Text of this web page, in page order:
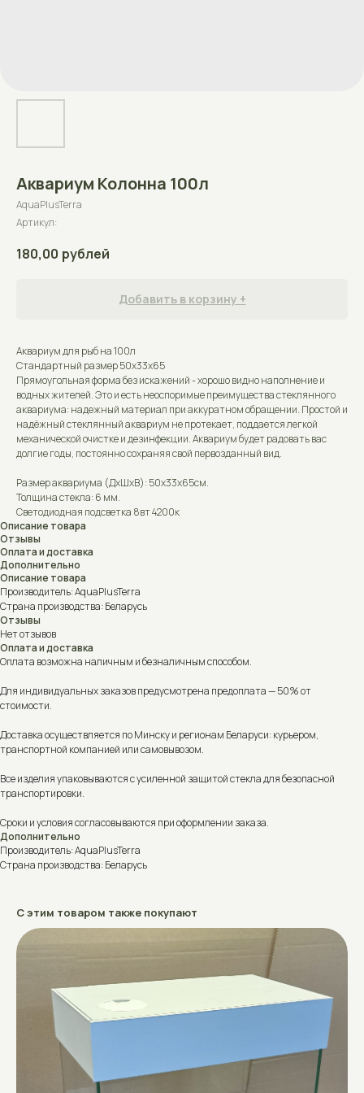
Аквариум Колонна 100л
AquaPlusTerra
Артикул:
180,00 рублей
Добавить в корзину +
Аквариум для рыб на 100л
Стандартный размер 50х33х65
Прямоугольная форма без искажений - хорошо видно наполнение и
водных жителей. Это и есть неоспоримые преимущества стеклянного
аквариума: надежный материал при аккуратном обращении. Простой и
надёжный стеклянный аквариум не протекает, поддается легкой
механической очистке и дезинфекции. Аквариум будет радовать вас
долгие годы, постоянно сохраняя свой первозданный вид.
Размер аквариума (ДxШxВ): 50х33х65см.
Толщина стекла: 6 мм.
Светодиодная подсветка 8вт 4200к
Описание товара
Отзывы
Оплата и доставка
Дополнительно
Описание товара
Производитель: AquaPlusTerra
Страна производства: Беларусь
Отзывы
Нет отзывов
Оплата и доставка
Оплата возможна наличным и безналичным способом.
Для индивидуальных заказов предусмотрена предоплата — 50% от
стоимости.
Доставка осуществляется по Минску и регионам Беларуси: курьером,
транспортной компанией или самовывозом.
Все изделия упаковываются с усиленной защитой стекла для безопасной
транспортировки.
Сроки и условия согласовываются при оформлении заказа.
Дополнительно
Производитель: AquaPlusTerra
Страна производства: Беларусь
С этим товаром также покупают